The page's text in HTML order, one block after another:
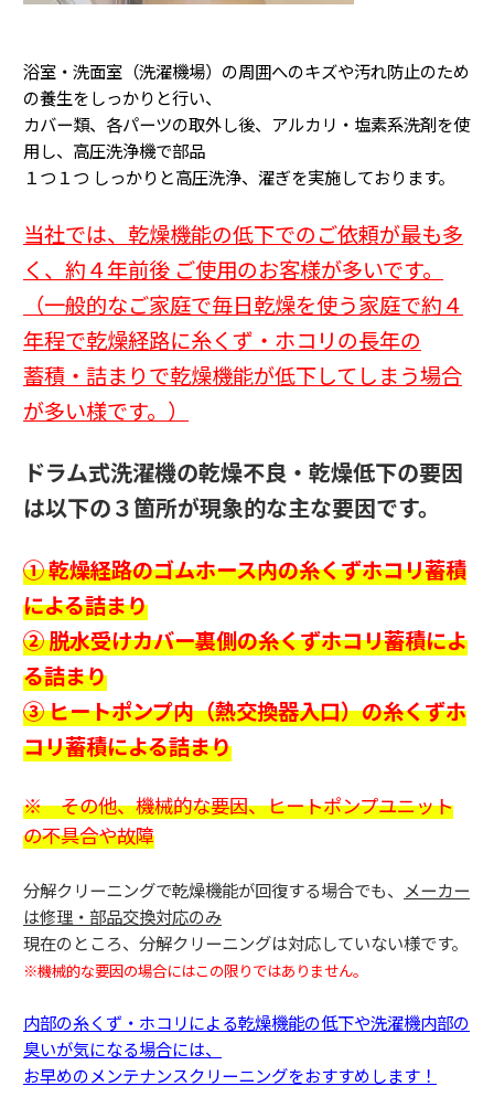
浴室・洗面室（洗濯機場）の周囲へのキズや汚れ防止のため
の養生をしっかりと行い、
カバー類、各パーツの取外し後、アルカリ・塩素系洗剤を使
用し、高圧洗浄機で部品
１つ１つ しっかりと高圧洗浄、濯ぎを実施しております。
当社では、乾燥機能の低下でのご依頼が最も多
く、約４年前後 ご使用のお客様が多いです。
（一般的なご家庭で毎日乾燥を使う家庭で約４
年程で乾燥経路に糸くず・ホコリの長年の
蓄積・詰まりで乾燥機能が低下してしまう場合
が多い様です。 ）
ドラム式洗濯機の乾燥不良・乾燥低下の要因
は以下の３箇所が現象的な主な要因です。
① 乾燥経路のゴムホース内の糸くずホコリ蓄積
による詰まり
② 脱水受けカバー裏側の糸くずホコリ蓄積によ
る詰まり
③ ヒートポンプ内（熱交換器入口）の糸くずホ
コリ蓄積による詰まり
※ その他、機械的な要因、ヒートポンプユニット
の不具合や故障
分解クリーニングで乾燥機能が回復する場合でも、
メーカー
は修理・部品交換対応のみ
現在のところ、分解クリーニングは対応していない様です。
※機械的な要因の場合にはこの限りではありません。
内部の糸くず・ホコリによる乾燥機能の低下や洗濯機内部の
臭いが気になる場合には、
お早めのメンテナンスクリーニングをおすすめします！